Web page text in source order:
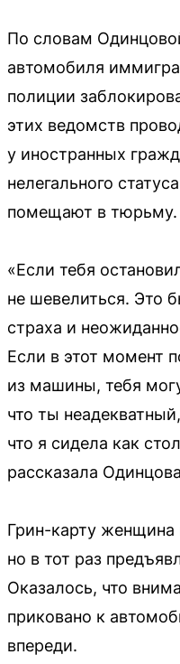
По словам
автомобиля
полиции
этих ведомств
у иностранных
нелегального
помещают в тюрьму.
«Если тебя
не шевелиться. Это
страха и
Если в этот момент
из машины, тебя
что ты
что я сидела как
рассказала
Грин-карту женщина
но в тот раз
Оказалось, что
приковано к
впереди.